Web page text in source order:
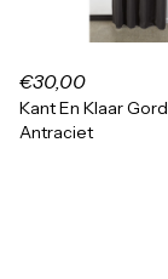
€30,00
Kant En Klaar
Antraciet